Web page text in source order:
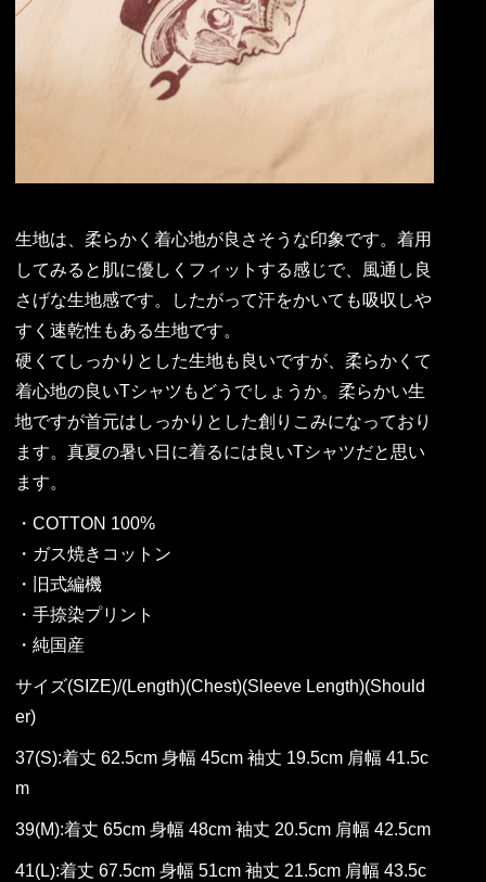
生地は、柔らかく着心地が良さそうな印象です。着用
してみると肌に優しくフィットする感じで、風通し良
さげな生地感です。したがって汗をかいても吸収しや
すく速乾性もある生地です。
硬くてしっかりとした生地も良いですが、柔らかくて
着心地の良いTシャツもどうでしょうか。柔らかい生
地ですが首元はしっかりとした創りこみになっており
ます。真夏の暑い日に着るには良いTシャツだと思い
ます。
・COTTON 100%
・ガス焼きコットン
・旧式編機
・手捺染プリント
・純国産
サイズ(SIZE)/(Length)(Chest)(Sleeve Length)(Should
er)
37(S):着丈 62.5cm 身幅 45cm 袖丈 19.5cm 肩幅 41.5c
m
39(M):着丈 65cm 身幅 48cm 袖丈 20.5cm 肩幅 42.5cm
41(L):着丈 67.5cm 身幅 51cm 袖丈 21.5cm 肩幅 43.5c